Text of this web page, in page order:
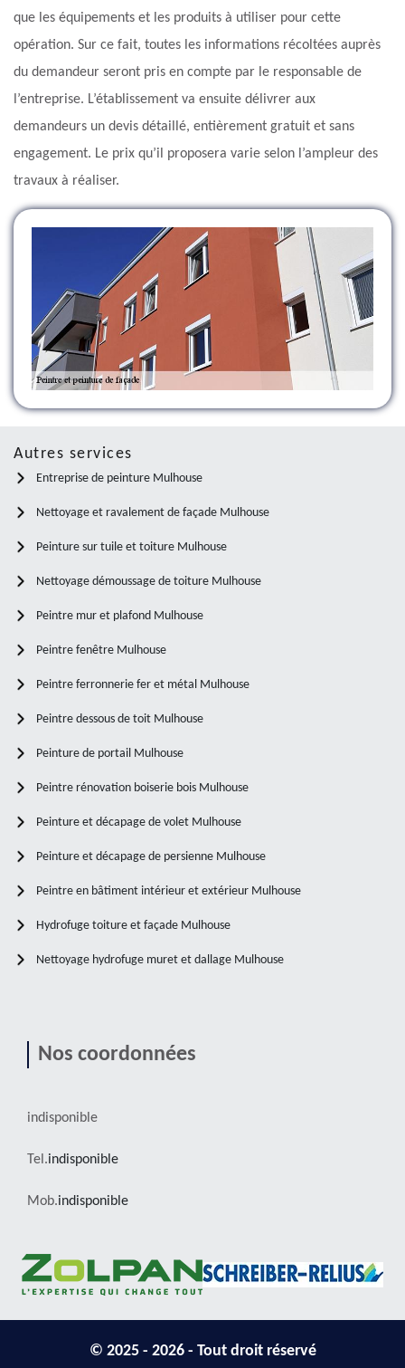
que les équipements et les produits à utiliser pour cette
opération. Sur ce fait, toutes les informations récoltées auprès
du demandeur seront pris en compte par le responsable de
l’entreprise. L’établissement va ensuite délivrer aux
demandeurs un devis détaillé, entièrement gratuit et sans
engagement. Le prix qu’il proposera varie selon l’ampleur des
travaux à réaliser.
Autres services
Entreprise de peinture Mulhouse
Nettoyage et ravalement de façade Mulhouse
Peinture sur tuile et toiture Mulhouse
Nettoyage démoussage de toiture Mulhouse
Peintre mur et plafond Mulhouse
Peintre fenêtre Mulhouse
Peintre ferronnerie fer et métal Mulhouse
Peintre dessous de toit Mulhouse
Peinture de portail Mulhouse
Peintre rénovation boiserie bois Mulhouse
Peinture et décapage de volet Mulhouse
Peinture et décapage de persienne Mulhouse
Peintre en bâtiment intérieur et extérieur Mulhouse
Hydrofuge toiture et façade Mulhouse
Nettoyage hydrofuge muret et dallage Mulhouse
Nos coordonnées
indisponible
Tel.indisponible
Mob.indisponible
© 2025 - 2026 - Tout droit réservé